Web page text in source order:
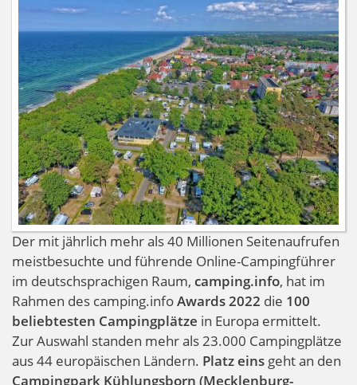
Innsbruck
Der mit jährlich mehr als 40 Millionen Seitenaufrufen
meistbesuchte und führende Online-Campingführer
im deutschsprachigen Raum, camping.info, hat im
Rahmen des camping.infoAwards 2022 die 100
beliebtesten Campingplätze in Europa ermittelt.
Zur Auswahl standen mehr als 23.000 Campingplätze
aus 44 europäischen Ländern. Platz eins geht an den
Campingpark Kühlungsborn (Mecklenburg-